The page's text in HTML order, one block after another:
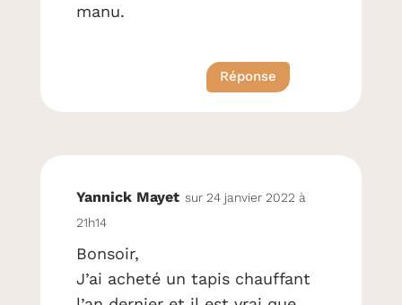
manu.
Réponse
Yannick Mayet sur 24 janvier 2022 à
21h14
Bonsoir,
J’ai acheté un tapis chauffant